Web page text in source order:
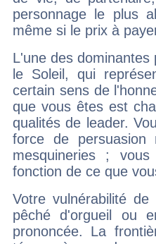
personnage le plus
même si le prix à
L'une des
le Soleil, qui
certain sens de
que vous êtes est
qualités de leader.
force de
mesquineries ;
fonction de ce que
Votre vulnérabilité
pêché d'orgueil ou
prononcée. La